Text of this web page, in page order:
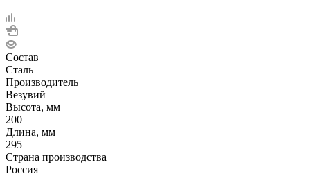
Состав
Сталь
Производитель
Везувий
Высота, мм
200
Длина, мм
295
Страна производства
Россия